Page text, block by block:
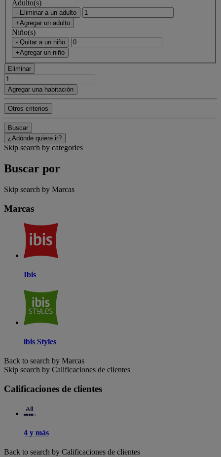
Adulto(s)
- Eliminar a un adulto
+Agregar un adulto
Niño(s)
- Quitar a un niño
+Agregar un niño
Eliminar
Agregar una habitación
Otros criterios
Buscar
¿Adónde quiere ir?
Skip search by categories
Buscar por
Skip search by Marcas
Marcas
Ibis
ibis Styles
Back to search by Marcas
Skip search by Calificaciones de clientes
Calificaciones de clientes
4 y más
Back to search by Calificaciones de clientes